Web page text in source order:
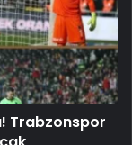
Trabzonspor